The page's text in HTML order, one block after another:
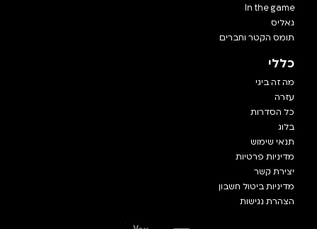
In the game
גאליס
תומס הקטר וחברים
כללי
מה זה ביגי
עזרה
כל הסדרות
בלוג
תנאי שימוש
מדיניות פרטיות
יצירת קשר
מדיניות ביטול חשבון
הצהרת נגישות